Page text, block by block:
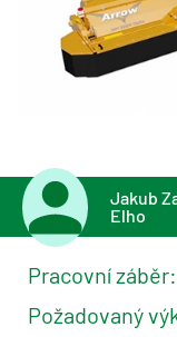
Jakub
Elho
Pracovní
Požadovaný